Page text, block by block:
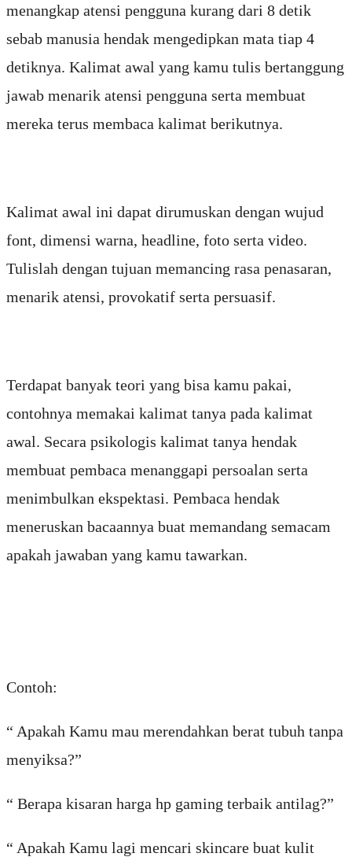
menangkap atensi pengguna kurang dari 8 detik
sebab manusia hendak mengedipkan mata tiap 4
detiknya. Kalimat awal yang kamu tulis bertanggung
jawab menarik atensi pengguna serta membuat
mereka terus membaca kalimat berikutnya.
Kalimat awal ini dapat dirumuskan dengan wujud
font, dimensi warna, headline, foto serta video.
Tulislah dengan tujuan memancing rasa penasaran,
menarik atensi, provokatif serta persuasif.
Terdapat banyak teori yang bisa kamu pakai,
contohnya memakai kalimat tanya pada kalimat
awal. Secara psikologis kalimat tanya hendak
membuat pembaca menanggapi persoalan serta
menimbulkan ekspektasi. Pembaca hendak
meneruskan bacaannya buat memandang semacam
apakah jawaban yang kamu tawarkan.
Contoh:
“ Apakah Kamu mau merendahkan berat tubuh tanpa
menyiksa?”
“ Berapa kisaran harga hp gaming terbaik antilag?”
“ Apakah Kamu lagi mencari skincare buat kulit